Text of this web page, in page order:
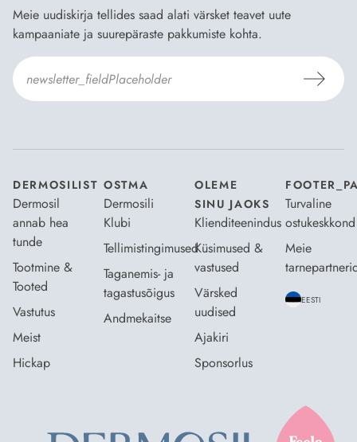
Meie uudiskirja tellides saad alati värsket teavet uute
kampaaniate ja suurepäraste pakkumiste kohta.
DERMOSILIST
Dermosil
annab hea
tunde
Tootmine &
Tooted
Vastutus
Meist
Hickap
OSTMA
Dermosili
Klubi
Tellimistingimused
Taganemis- ja
tagastusõigus
Andmekaitse
OLEME
SINU JAOKS
Klienditeenindus
Küsimused &
vastused
Värsked
uudised
Ajakiri
Sponsorlus
Turvaline
ostukeskkond
Meie
EESTI